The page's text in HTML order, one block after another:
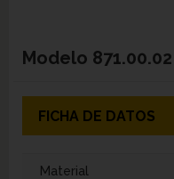
Modelo 871.00.02
FICHA DE DATOS
Material